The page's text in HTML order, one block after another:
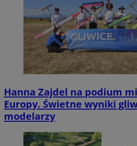
Hanna Zajdel na podium
Europy. Świetne wyniki
modelarzy